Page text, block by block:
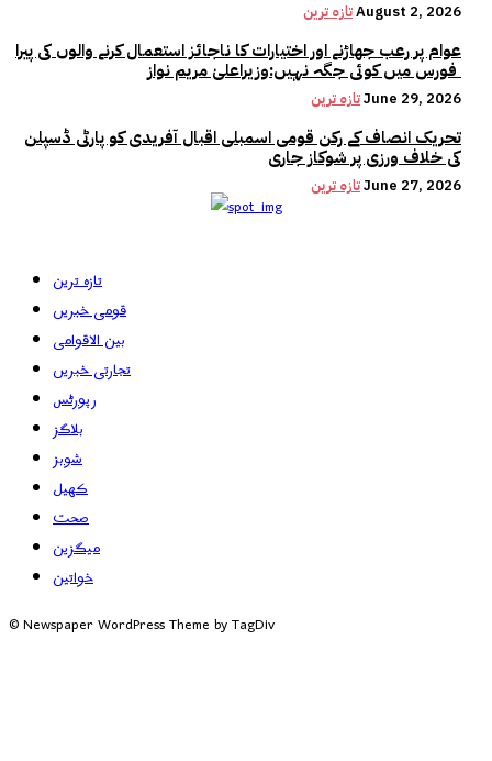
تازہ ترینAugust 2, 2026
عوام پر رعب جھاڑنے اور اختیارات کا ناجائز استعمال کرنے والوں کی پیرا
تازہ ترینJune 29, 2026
تحریک انصاف کے رکن قومی اسمبلی اقبال آفریدی کو پارٹی ڈسپلن
کی خلاف ورزی پر شوکاز جاری
تازہ ترینJune 27, 2026
تازہ ترین
قومی خبریں
بین الاقوامی
تجارتی خبریں
رپورٹس
بلاگز
شوبز
کھیل
صحت
میگزین
خواتین
© Newspaper WordPress Theme by TagDiv